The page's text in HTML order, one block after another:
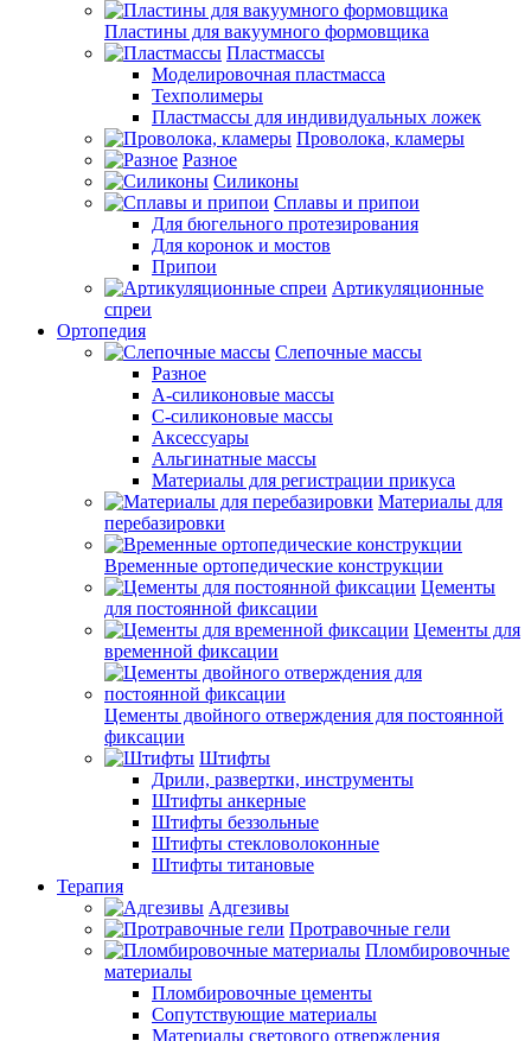
Пластины для вакуумного формовщика
Пластмассы
Моделировочная пластмасса
Техполимеры
Пластмассы для индивидуальных ложек
Проволока, кламеры
Разное
Силиконы
Сплавы и припои
Для бюгельного протезирования
Для коронок и мостов
Припои
Артикуляционные
спреи
Ортопедия
Слепочные массы
Разное
А-силиконовые массы
С-силиконовые массы
Аксессуары
Альгинатные массы
Материалы для регистрации прикуса
Материалы для
перебазировки
Временные ортопедические конструкции
Цементы
для постоянной фиксации
Цементы для
временной фиксации
Цементы двойного отверждения для постоянной
фиксации
Штифты
Дрили, развертки, инструменты
Штифты анкерные
Штифты беззольные
Штифты стекловолоконные
Штифты титановые
Терапия
Адгезивы
Протравочные гели
Пломбировочные
материалы
Пломбировочные цементы
Сопутствующие материалы
Материалы светового отверждения